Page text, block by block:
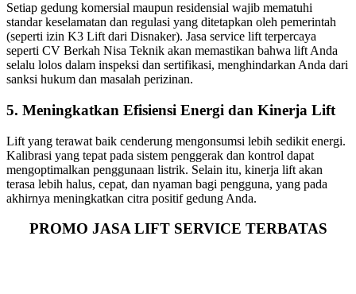
Setiap gedung komersial maupun residensial wajib mematuhi
standar keselamatan dan regulasi yang ditetapkan oleh pemerintah
(seperti izin K3 Lift dari Disnaker). Jasa service lift terpercaya
seperti CV Berkah Nisa Teknik akan memastikan bahwa lift Anda
selalu lolos dalam inspeksi dan sertifikasi, menghindarkan Anda dari
sanksi hukum dan masalah perizinan.
5. Meningkatkan Efisiensi Energi dan Kinerja Lift
Lift yang terawat baik cenderung mengonsumsi lebih sedikit energi.
Kalibrasi yang tepat pada sistem penggerak dan kontrol dapat
mengoptimalkan penggunaan listrik. Selain itu, kinerja lift akan
terasa lebih halus, cepat, dan nyaman bagi pengguna, yang pada
akhirnya meningkatkan citra positif gedung Anda.
PROMO JASA LIFT SERVICE TERBATAS